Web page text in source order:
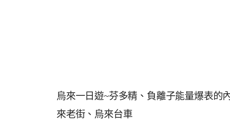
烏來一日遊~芬多精、負離子能量爆表的
來老街、烏來台車